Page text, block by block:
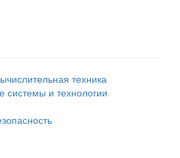
техника
и технологии